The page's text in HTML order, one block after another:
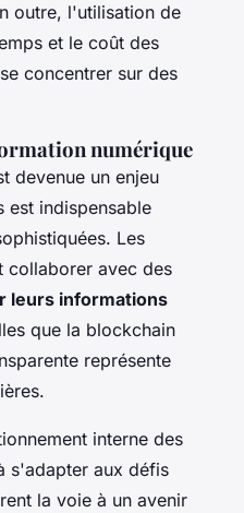
outre, l'utilisation de
et le coût des
concentrer sur des
numérique
devenue un enjeu
est indispensable
Les
collaborer avec des
leurs informations
que la blockchain
représente
interne des
s'adapter aux défis
la voie à un avenir